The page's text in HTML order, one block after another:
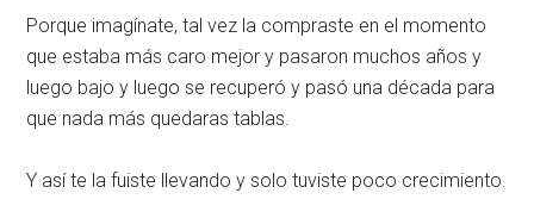
Porque imagínate, tal vez la compraste en el momento
que estaba más caro mejor y pasaron muchos años y
luego bajo y luego se recuperó y pasó una década para
que nada más quedaras tablas.
Y así te la fuiste llevando y solo tuviste poco crecimiento.